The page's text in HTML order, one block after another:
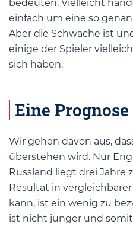
bedeuten. Vielleicht
einfach um eine so
Aber die Schwäche ist
einige der Spieler
sich haben.
Eine Prognose
Wir gehen davon aus,
überstehen wird. Nur
Russland liegt drei Jahre
Resultat in
kann, ist ein wenig zu
ist nicht jünger und